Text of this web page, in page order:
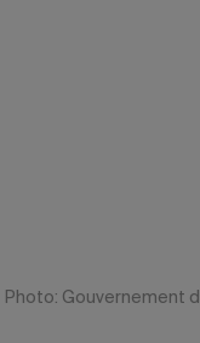
Photo: Gouvernement